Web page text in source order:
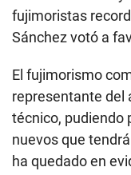
fujimoristas
Sánchez votó a
El fujimorismo
representante del
técnico, pudiendo
nuevos que
ha quedado en